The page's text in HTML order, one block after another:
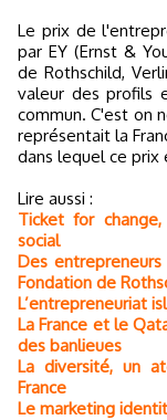
Le prix de
par EY (Ernst &
de Rothschild,
valeur des profils
commun. C'est on
représentait la
dans lequel ce prix
Lire aussi :
Ticket for
social
Des
Fondation de
L’entrepreneuriat
La France et le
des banlieues
La diversité, un
France
Le marketing